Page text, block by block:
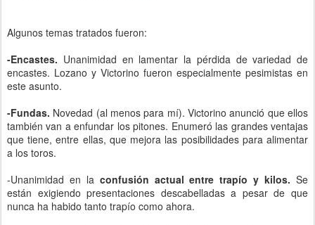
Algunos temas tratados fueron:
-Encastes. Unanimidad en lamentar la pérdida de variedad de
encastes. Lozano y Victorino fueron especialmente pesimistas en
este asunto.
-Fundas. Novedad (al menos para mí). Victorino anunció que ellos
también van a enfundar los pitones. Enumeró las grandes ventajas
que tiene, entre ellas, que mejora las posibilidades para alimentar
a los toros.
-Unanimidad en la confusión actual entre trapío y kilos. Se
están exigiendo presentaciones descabelladas a pesar de que
nunca ha habido tanto trapío como ahora.